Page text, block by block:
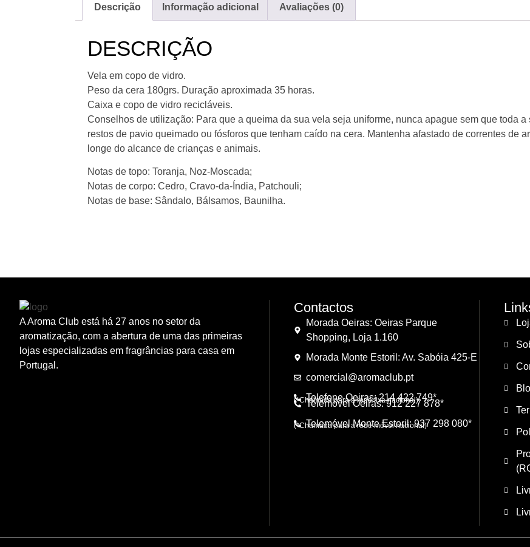
Descrição Informação adicional Avaliações (0)
DESCRIÇÃO
Vela em copo de vidro.
Peso da cera 180grs. Duração aproximada 35 horas.
Caixa e copo de vidro recicláveis.
Conselhos de utilização: Para que a queima da sua vela seja uniforme, nunca apague sem que toda
restos de pavio queimado ou fósforos que tenham caído na cera. Mantenha afastado de correntes de
longe do alcance de crianças e animais.
Notas de topo: Toranja, Noz-Moscada;
Notas de corpo: Cedro, Cravo-da-Índia, Patchouli;
Notas de base: Sândalo, Bálsamos, Baunilha.
A Aroma Club está há 27 anos no setor da
aromatização, com a abertura de uma das primeiras
lojas especializadas em fragrâncias para casa em
Portugal.
Contactos
Morada Oeiras: Oeiras Parque
Shopping, Loja 1.160
Morada Monte Estoril: Av. Sabóia 425-E
comercial@aromaclub.pt
Telefone Oeiras: 214 422 749*
(*Chamada para a rede fixa nacional)
Telemóvel Oeiras: 912 227 878*
Telemóvel Monte Estoril: 937 298 080*
(*Chamada para a rede móvel nacional)